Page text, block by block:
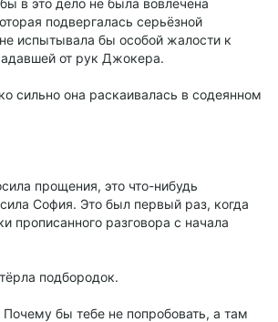
в это дело не была вовлечена
подвергалась серьёзной
не испытывала бы особой жалости к
от рук Джокера.
сильно она раскаивалась в содеянном
прощения, это что-нибудь
София. Это был первый раз, когда
прописанного разговора с начала
подбородок.
бы тебе не попробовать, а там